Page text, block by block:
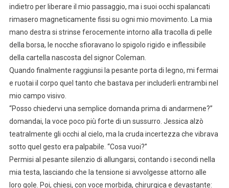
indietro per liberare il mio passaggio, ma i suoi occhi spalancati
rimasero magneticamente fissi su ogni mio movimento. La mia
mano destra si strinse ferocemente intorno alla tracolla di pelle
della borsa, le nocche sfioravano lo spigolo rigido e inflessibile
della cartella nascosta del signor Coleman.
Quando finalmente raggiunsi la pesante porta di legno, mi fermai
e ruotai il corpo quel tanto che bastava per includerli entrambi nel
mio campo visivo.
“Posso chiedervi una semplice domanda prima di andarmene?”
domandai, la voce poco più forte di un sussurro. Jessica alzò
teatralmente gli occhi al cielo, ma la cruda incertezza che vibrava
sotto quel gesto era palpabile. “Cosa vuoi?”
Permisi al pesante silenzio di allungarsi, contando i secondi nella
mia testa, lasciando che la tensione si avvolgesse attorno alle
loro gole. Poi, chiesi, con voce morbida, chirurgica e devastante: